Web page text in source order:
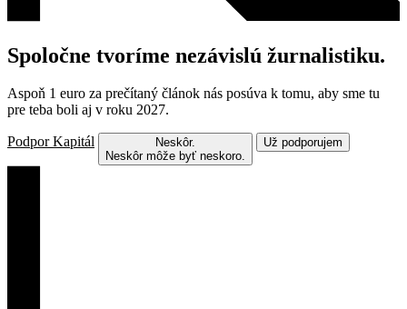
Spoločne tvoríme nezávislú žurnalistiku.
Aspoň 1 euro za prečítaný článok nás posúva k tomu, aby sme tu
pre teba boli aj v roku 2027.
Podpor Kapitál
Neskôr.
Neskôr môže byť neskoro.
Už podporujem